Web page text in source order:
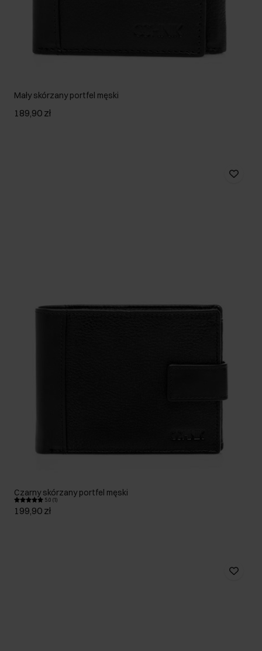
Mały skórzany portfel męski
189,90 zł
Czarny skórzany portfel męski
5.0 (1)
199,90 zł